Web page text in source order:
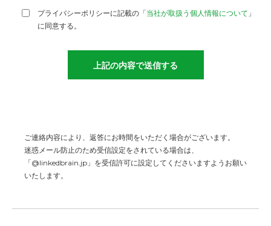
プライバシーポリシーに記載の「当社が取扱う個人情報について 」
に同意する。
ご連絡内容により、返答にお時間をいただく場合がございます。
迷惑メール防止のため受信設定をされている場合は、
「@linkedbrain.jp」を受信許可に設定してくださいますようお願い
いたします。